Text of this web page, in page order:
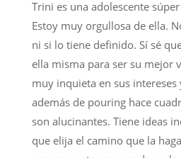
Trini es una adolescente
Estoy muy orgullosa de ella.
ni si lo tiene definido. Sí sé
ella misma para ser su mejor
muy inquieta en sus intereses
además de pouring hace
son alucinantes. Tiene ideas
que elija el camino que la